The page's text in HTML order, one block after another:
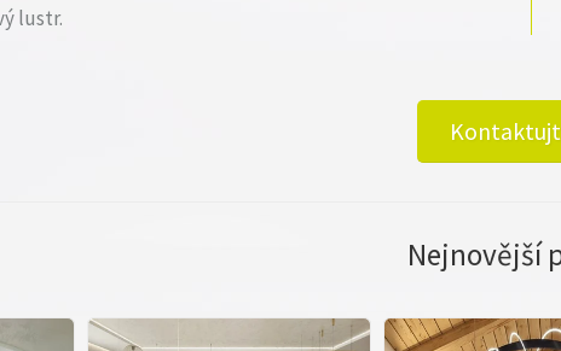
lustr.
Nejnovější